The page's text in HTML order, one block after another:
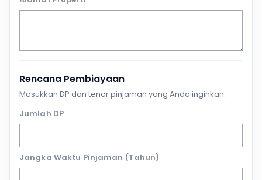
Rencana Pembiayaan
Masukkan DP dan tenor pinjaman yang Anda inginkan.
Jumlah DP
Jangka Waktu Pinjaman (Tahun)